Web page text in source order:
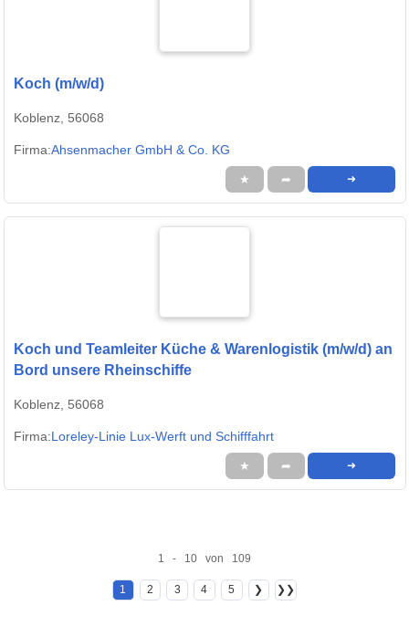
Koch (m/w/d)
Koblenz, 56068
Firma:Ahsenmacher GmbH & Co. KG
★ ➦ ➜
Koch und Teamleiter Küche & Warenlogistik (m/w/d) an
Bord unsere Rheinschiffe
Koblenz, 56068
Firma:Loreley-Linie Lux-Werft und Schifffahrt
★ ➦ ➜
1 - 10 von 109
1 2 3 4 5 ❯ ❯❯